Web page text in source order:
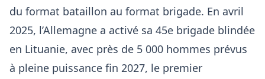
du format bataillon au format brigade. En avril
2025, l’Allemagne a activé sa 45e brigade blindée
en Lituanie, avec près de 5 000 hommes prévus
à pleine puissance fin 2027, le premier